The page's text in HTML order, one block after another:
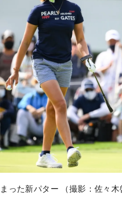
った新パター （撮影：佐々木